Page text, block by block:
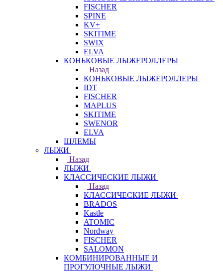
FISCHER
SPINE
KV+
SKITIME
SWIX
ELVA
КОНЬКОВЫЕ ЛЫЖЕРОЛЛЕРЫ
Назад
КОНЬКОВЫЕ ЛЫЖЕРОЛЛЕРЫ
IDT
FISCHER
MAPLUS
SKITIME
SWENOR
ELVA
ШЛЕМЫ
ЛЫЖИ
Назад
ЛЫЖИ
КЛАССИЧЕСКИЕ ЛЫЖИ
Назад
КЛАССИЧЕСКИЕ ЛЫЖИ
BRADOS
Kastle
ATOMIC
Nordway
FISCHER
SALOMON
КОМБИНИРОВАННЫЕ И
ПРОГУЛОЧНЫЕ ЛЫЖИ